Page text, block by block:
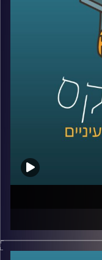
הציר של ארצות
ד״ר חיים קורן,
אוניברסיטת
ומצרים.
מדם בסודאן, ועם
ששלט במדינה